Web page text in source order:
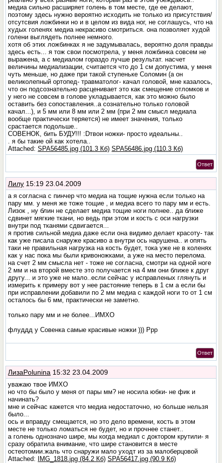
медиа сильно расширяет голень в том месте, где ее делают,
поэтому здесь нужно вероятно исходить не только из присутствия/
отсутсвия ложбинки но и в целом из вида ног, не соглашусь, что на
худых голенях медиа некрасиво смотриться. она позволяет худой
голени выглядеть полнее немного.
хотя об этих ложбинках я не задумывалась, вероятно доля правды
здесь есть... я тож свои посмотрела, у меня ложбинка совсем не
выражена, а с медиалом гораздо лучше результат. насчет
величины медиализации, считается что до 1 см допустима, у меня
чуть меньше, но даже при такой ступеньке Соломин (а он
великолепный ортопед- травматолог- качал головой, мне казалось,
что он подсознательно расценивает это как смещение отломков и
у него не совсем в голове укладывается, как это можно было
оставить без сопоставления..а сознательно только головой
качал...), и 5 мм или 8 мм или 2 мм (при 2 мм смысл медиала
вообще практически теряется) не имеет значения, только
срастается подольше..
СОВЕНОК, бить БУДУ!!! :Dтвои ножки- просто идеальны..
. я бы такие ой как хотела..
Attached:SPA56485.jpg (101.3 Кб) SPA56486.jpg (110.3 Кб)
Ответ
Лилу 15:19 23.04.2009
а я согласна с пинчер что медиа на тощие нужна если только на
пару мм. у меня же тоже тощие , и медиа всего то пару мм и есть.
Лизок , ну блин не сделает медиа тощие ноги полнее.. да ближе
сдвинет мягкие ткани, но ведь при этом и кость с оси нагрузки
внутри под тканями сдвигается...
я против сильной медиа даже если она видимо делает красоту- так
как уже писала снаруже красиво а внутри ось нарушена.. и опять
таки не правильная нагрузка на кость будет, тока уже не в коленях
как у нас пока мы были кривоножками, а уже на место перелома.
на счет 2 мм смысла нет - тоже не согласна, смотри на одной ноге
2 мм и на второй вместе это получается на 4 мм они ближе к друг
другу... и это уже не мало..если сейчас у исправленых глянуть и
измерить к примеру вот у нее растояние теперь в 1 см а если бы
при исправлении добавили по 2 мм медиа с каждой ноги то от 1 см
осталось бы 6 мм, практически не заметно.
только пару мм и не более...ИМХО
флуддд у Совенка самые красивые ножки ))) Ррр
Ответ
ЛизаPolunina 15:32 23.04.2009
уважаю твое ИМХО
но что бы было у меня от пары мм? не носила юбки- не фик и
начинать?
мне и сейчас кажется что медиа недостаточно, но больше нельзя
было...
ось и вправду смещается, но это дело времени, кость в этом
месте не только ломаться не будет, но и прочнее станет..
а голень однозначо шире, мы когда медиал с доктором крутили- я
сразу обратила внимание, что шире становится в месте
остеотомии.жаль что снаружи мало уходт из за малоберцовой
Attached:
IMG_1818.jpg (84.2 Кб) SPA56417.jpg (90.9 Кб)